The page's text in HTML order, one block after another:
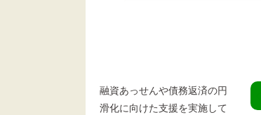
融資あっせんや債務返済の円
滑化に向けた支援を実施して